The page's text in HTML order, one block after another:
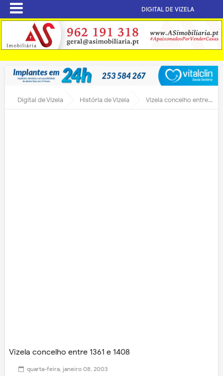
DIGITAL DE VIZELA
Digital de Vizela História de Vizela Vizela concelho entre 1361 e 1408
Vizela concelho entre 1361 e 1408
quarta-feira, janeiro 08, 2003